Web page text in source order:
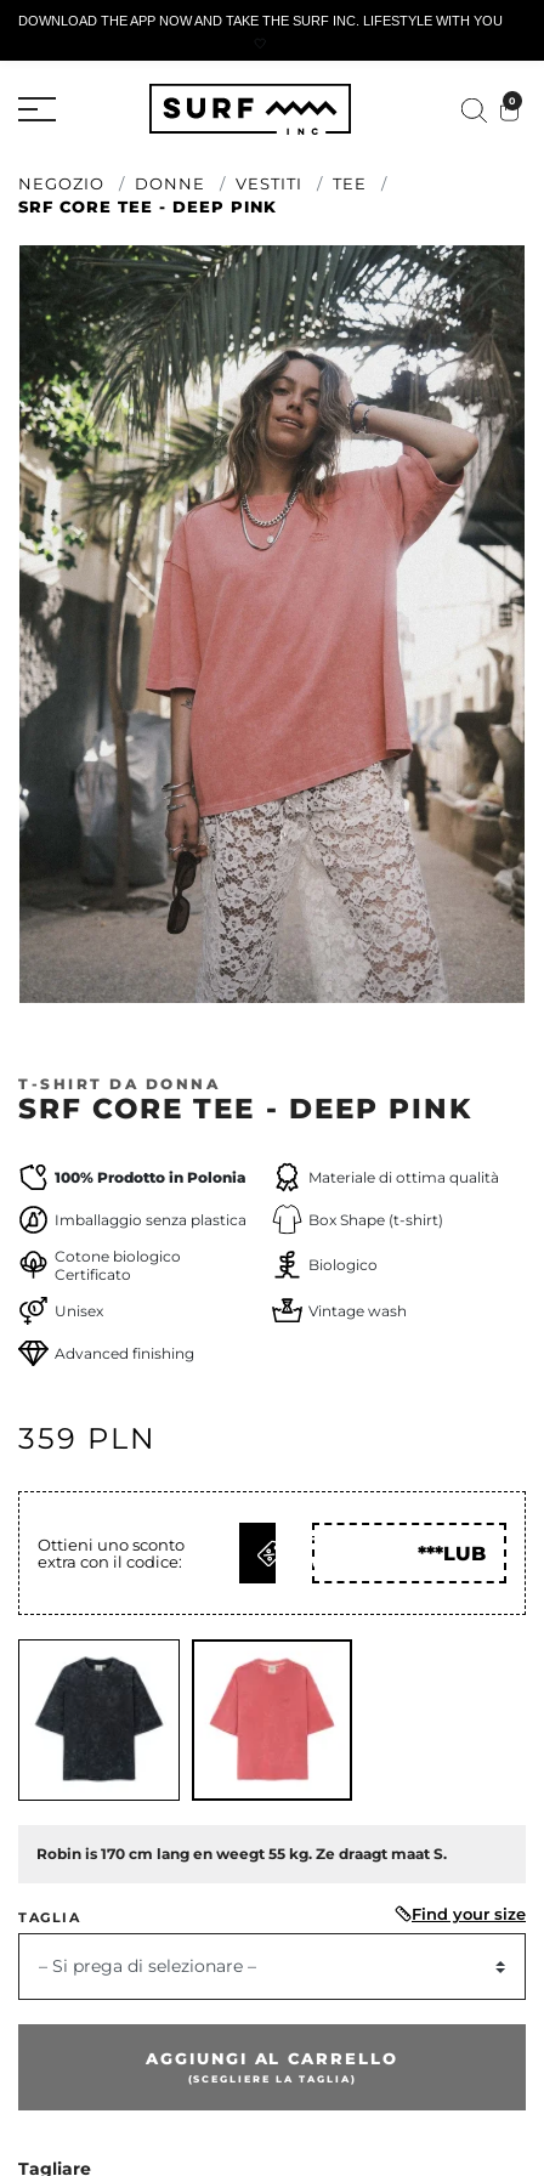
DOWNLOAD THE APP NOW AND TAKE THE SURF INC. LIFESTYLE WITH YOU
🤍
0
NEGOZIO DONNE VESTITI
TEE
SRF CORE TEE - DEEP PINK
T-SHIRT DA DONNA
SRF CORE TEE - DEEP PINK
100% Prodotto in Polonia Materiale di ottima qualità
Imballaggio senza plastica
Box Shape (t-shirt)
Cotone biologico
Certificato
Biologico
Unisex Vintage wash
Advanced finishing
359 PLN
Ottieni uno sconto
extra con il codice:
OTTIENI
COD
***LUB
Robin is 170 cm lang en weegt 55 kg. Ze draagt maat S.
TAGLIA Find your size
– Si prega di selezionare –
AGGIUNGI AL CARRELLO
(SCEGLIERE LA TAGLIA)
Tagliare
MODULO DI RESTITUZIONE ATTIVO